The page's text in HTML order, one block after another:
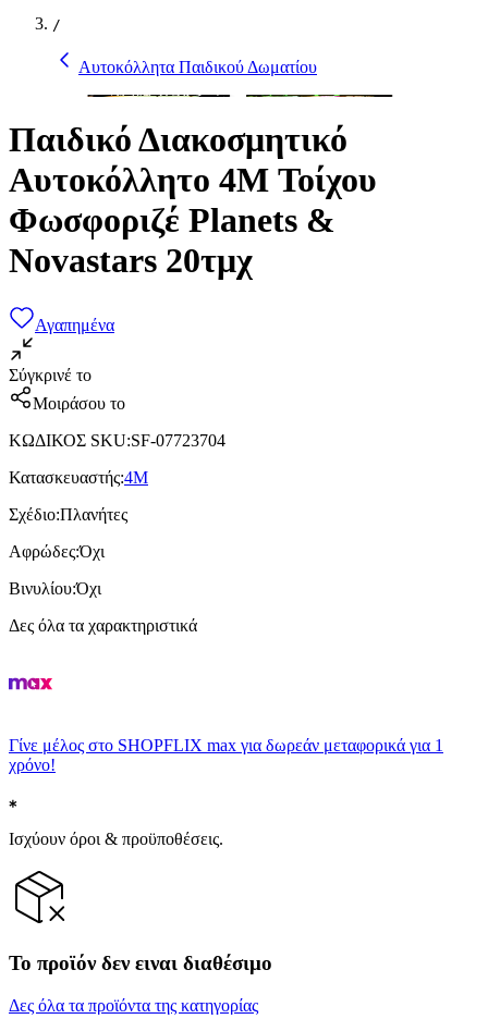
/
Αυτοκόλλητα Παιδικού Δωματίου
Παιδικό Διακοσμητικό
Αυτοκόλλητο 4M Τοίχου
Φωσφοριζέ Planets &
Novastars 20τμχ
Αγαπημένα
Σύγκρινέ το
Μοιράσου το
ΚΩΔΙΚΟΣ SKU:SF-07723704
Κατασκευαστής:4M
Σχέδιο:Πλανήτες
Αφρώδες:Όχι
Βινυλίου:Όχι
Δες όλα τα χαρακτηριστικά
Γίνε μέλος στο SHOPFLIX max για δωρεάν μεταφορικά για 1
χρόνο!
Ισχύουν όροι & προϋποθέσεις.
Το προϊόν δεν ειναι διαθέσιμο
Δες όλα τα προϊόντα της κατηγορίας